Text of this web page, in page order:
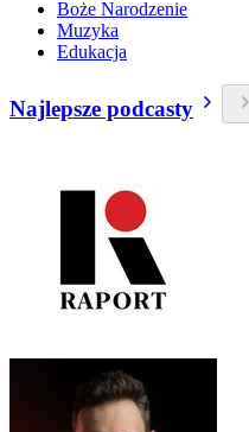
Boże Narodzenie
Muzyka
Edukacja
Najlepsze podcasty